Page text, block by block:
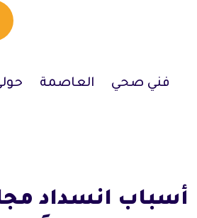
فني صحي العاصمة
أسباب انسداد